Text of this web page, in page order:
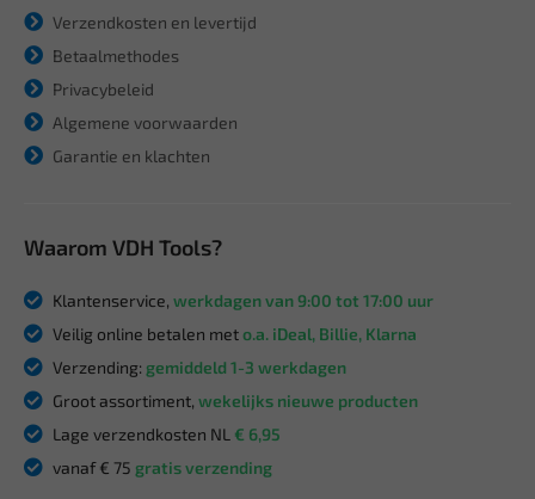
Verzendkosten en levertijd
Betaalmethodes
Privacybeleid
Algemene voorwaarden
Garantie en klachten
Waarom VDH Tools?
Klantenservice, werkdagen van 9:00 tot 17:00 uur
Veilig online betalen meto.a. iDeal, Billie, Klarna
Verzending: gemiddeld 1-3 werkdagen
Groot assortiment, wekelijks nieuwe producten
Lage verzendkosten NL € 6,95
vanaf € 75 gratis verzending